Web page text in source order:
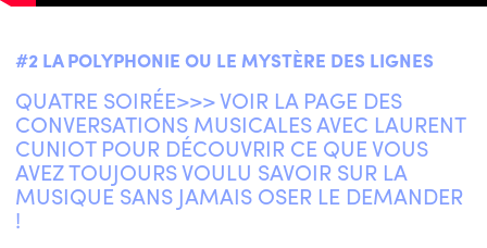
ENGLISH
CONTACTS
AGENDA
#2 LA POLYPHONIE OU LE MYSTÈRE DES LIGNES
QUATRE SOIRÉE>>> VOIR LA PAGE DES
CONVERSATIONS MUSICALES AVEC LAURENT
CUNIOT POUR DÉCOUVRIR CE QUE VOUS
AVEZ TOUJOURS VOULU SAVOIR SUR LA
MUSIQUE SANS JAMAIS OSER LE DEMANDER
!